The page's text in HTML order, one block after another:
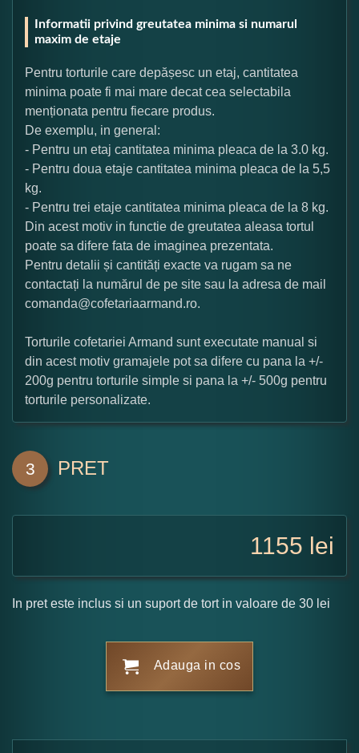
Informatii privind greutatea minima si numarul
maxim de etaje
Pentru torturile care depășesc un etaj, cantitatea
minima poate fi mai mare decat cea selectabila
menționata pentru fiecare produs.
De exemplu, in general:
- Pentru un etaj cantitatea minima pleaca de la 3.0 kg.
- Pentru doua etaje cantitatea minima pleaca de la 5,5
kg.
- Pentru trei etaje cantitatea minima pleaca de la 8 kg.
Din acest motiv in functie de greutatea aleasa tortul
poate sa difere fata de imaginea prezentata.
Pentru detalii și cantități exacte va rugam sa ne
contactați la numărul de pe site sau la adresa de mail
comanda@cofetariaarmand.ro.
Torturile cofetariei Armand sunt executate manual si
din acest motiv gramajele pot sa difere cu pana la +/-
200g pentru torturile simple si pana la +/- 500g pentru
torturile personalizate.
3 PRET
1155 lei
In pret este inclus si un suport de tort in valoare de 30 lei
Adauga in cos